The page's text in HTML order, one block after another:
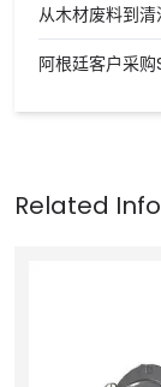
从木材废料到
阿根廷客户采